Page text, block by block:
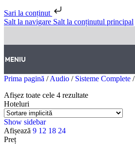
Sari la conținut
Salt la navigare Salt la conținutul principal
MENIU
Prima pagină / Audio / Sisteme Complete /
Afișez toate cele 4 rezultate
Hoteluri
Show sidebar
Afișează 9 12 18 24
Preț